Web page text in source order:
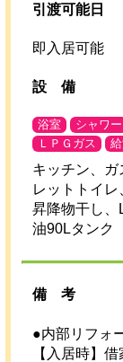
引渡可能日
即入居可能
設 備
浴室 シャワー
ＬＰＧガス
キッチン、ガ
レットトイ
昇降物干し、
油90Lタンク
備考
●内部リフォ
【入居時】